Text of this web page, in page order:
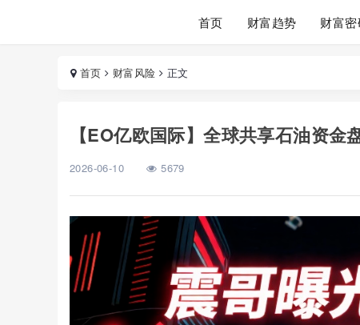
首页 财富趋势 财富
首页 财富风险 正文
【EO亿欧国际】全球共享石油资金
2026-06-10 5679